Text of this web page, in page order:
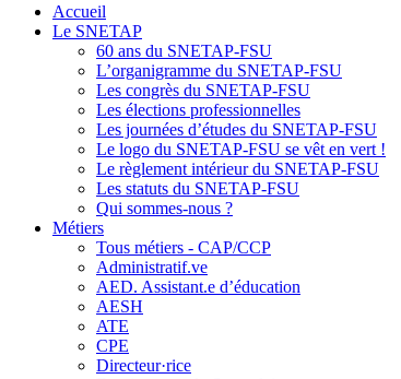
Accueil
Le SNETAP
60 ans du SNETAP-FSU
L’organigramme du SNETAP-FSU
Les congrès du SNETAP-FSU
Les élections professionnelles
Les journées d’études du SNETAP-FSU
Le logo du SNETAP-FSU se vêt en vert !
Le règlement intérieur du SNETAP-FSU
Les statuts du SNETAP-FSU
Qui sommes-nous ?
Métiers
Tous métiers - CAP/CCP
Administratif.ve
AED. Assistant.e d’éducation
AESH
ATE
CPE
Directeur·rice